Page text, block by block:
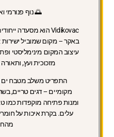
🌅 נוף פנורמי
Vidikovacהוא מסעדה
באקר – מקום שמוביל
עיצוב המקום מינימליסטי
מזכוכית ועץ,
התפריט משלב מטבח ים
מקומיים – דגים טריים,
ומנות פתיחה מוקפדות כמו
עלים. בקרת איכות על